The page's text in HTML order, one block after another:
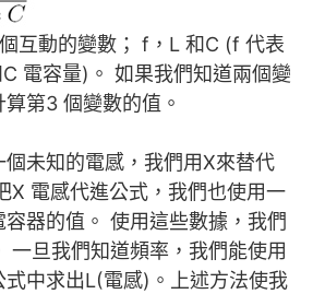
互動的變數； f，L 和C (f 代表
電容量)。 如果我們知道兩個變
第3 個變數的值。
個未知的電感，我們用X來替代
X 電感代進公式，我們也使用一
器的值。 使用這些數據，我們
一旦我們知道頻率，我們能使用
式中求出L(電感)。上述方法使我